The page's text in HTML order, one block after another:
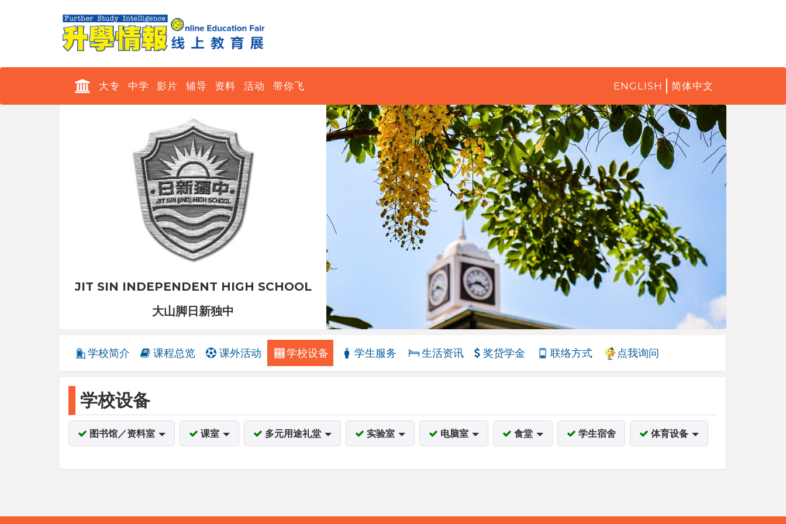
大专 中学 影片 辅导 资料 活动 带你飞 ENGLISH 简体中文
JIT SIN INDEPENDENT HIGH SCHOOL
大山脚日新独中
学校简介 课程总览 课外活动 学校设备 学生服务 生活资讯 奖贷学金 联络方式 点我询问
学校设备
图书馆／资料室 课室 多元用途礼堂 实验室 电脑室 食堂 学生宿舍 体育设备